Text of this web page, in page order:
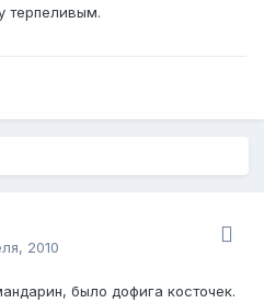
терпеливым.
2010
было дофига косточек.